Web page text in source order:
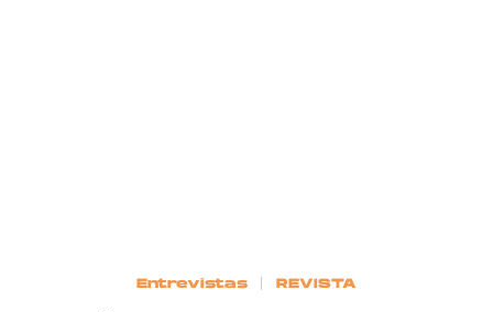
Entrevistas REVISTA